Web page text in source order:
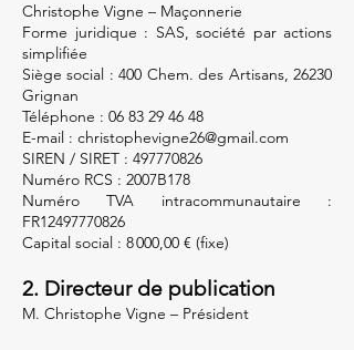
Christophe Vigne – Maçonnerie
Forme juridique : SAS, société par actions
simplifiée
Siège social : 400 Chem. des Artisans, 26230
Grignan
Téléphone : 06 83 29 46 48
E-mail : christophevigne26@gmail.com
SIREN / SIRET : 497770826
Numéro RCS : 2007B178
Numéro TVA intracommunautaire :
FR12497770826
Capital social : 8 000,00 € (fixe)
2. Directeur de publication
M. Christophe Vigne – Président